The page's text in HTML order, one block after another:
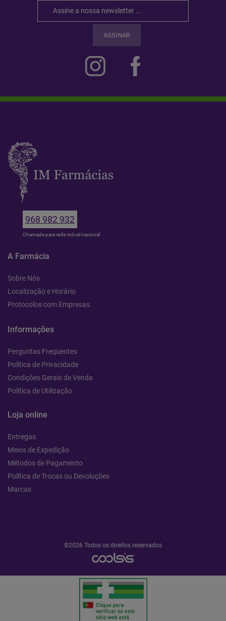
ASSINAR
968 982 932
Chamada para rede móvel nacional
A Farmácia
Sobre Nós
Localização e Horário
Protocolos com Empresas
Informações
Perguntas Frequentes
Política de Privacidade
Condições Gerais de Venda
Politica de Utilização
Loja online
Entregas
Meios de Expedição
Métodos de Pagamento
Política de Trocas ou Devoluções
Marcas
©2026 Todos os direitos reservados